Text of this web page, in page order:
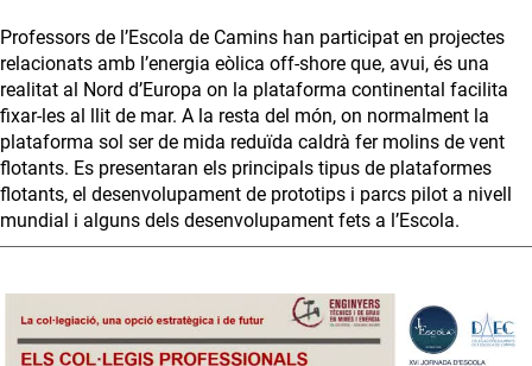
Professors de l’Escola de Camins han participat en projectes
relacionats amb l’energia eòlica off-shore que, avui, és una
realitat al Nord d’Europa on la plataforma continental facilita
fixar-les al llit de mar. A la resta del món, on normalment la
plataforma sol ser de mida reduïda caldrà fer molins de vent
flotants. Es presentaran els principals tipus de plataformes
flotants, el desenvolupament de prototips i parcs pilot a nivell
mundial i alguns dels desenvolupament fets a l’Escola.